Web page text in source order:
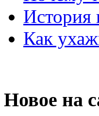
Как
Новое на